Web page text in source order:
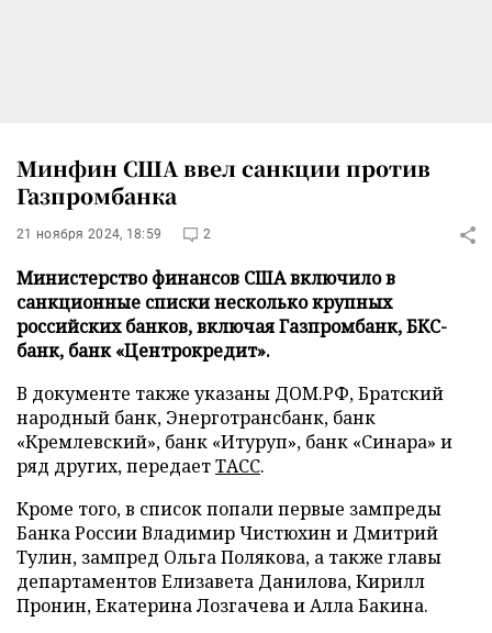
Минфин США ввел санкции против
Газпромбанка
21 ноября 2024, 18:59 2
Министерство финансов США включило в
санкционные списки несколько крупных
российских банков, включая Газпромбанк, БКС-
банк, банк «Центрокредит».
В документе также указаны ДОМ.РФ, Братский
народный банк, Энерготрансбанк, банк
«Кремлевский», банк «Итуруп», банк «Синара» и
ряд других, передаетТАСС.
Кроме того, в список попали первые зампреды
Банка России Владимир Чистюхин и Дмитрий
Тулин, зампред Ольга Полякова, а также главы
департаментов Елизавета Данилова, Кирилл
Пронин, Екатерина Лозгачева и Алла Бакина.